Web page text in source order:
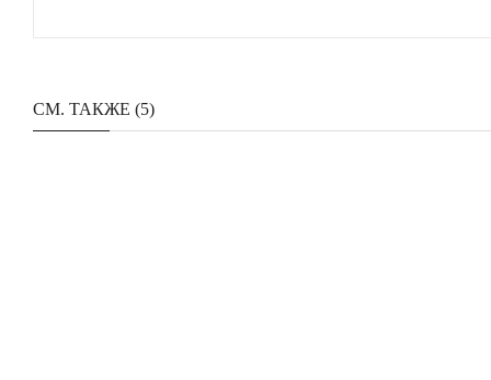
СМ. ТАКЖЕ (5)